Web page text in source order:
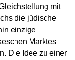
mit
die jüdische
einzige
Marktes
Die Idee zu einer